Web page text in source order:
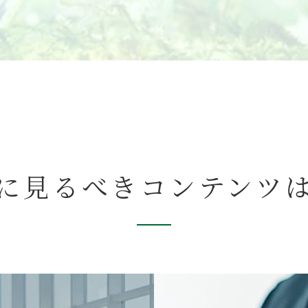
見るべき コンテンツ